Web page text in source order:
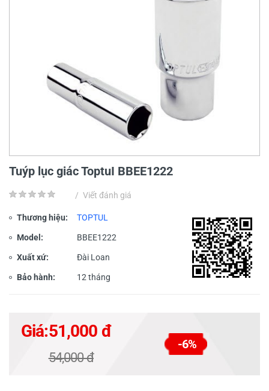
Tuýp lục giác ToptuI BBEE1222
/ Viết đánh giá
Thương hiệu: TOPTUL
Model: BBEE1222
Xuất xứ: Đài Loan
Bảo hành: 12 tháng
Giá:51,000 đ
54,000 đ
-6%